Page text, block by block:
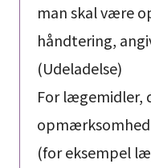
man skal være
håndtering,
(Udeladelse)
For lægemidler,
(for eksempel